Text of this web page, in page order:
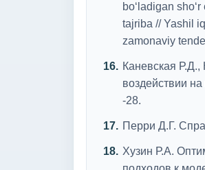
bo‘ladigan
tajriba // Yashil
zamonaviy
Каневская
воздействии
-28.
Перри Д.Г.
Хузин Р.А.